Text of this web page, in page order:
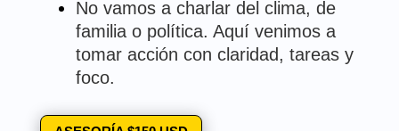
No vamos a charlar del clima, de
familia o política. Aquí venimos a
tomar acción con claridad, tareas y
foco.